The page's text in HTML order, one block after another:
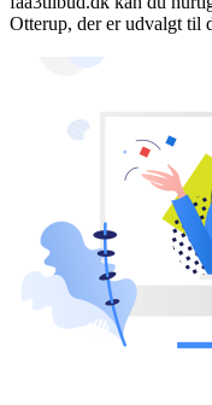
Otterup, der er udvalgt til